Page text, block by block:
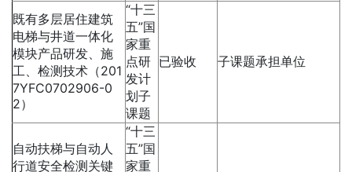
既有多层居住建筑
电梯与井道一体化
模块产品研发、施
工、检测技术（201
7YFC0702906-0
2）
“十三
五”国
家重
点研
发计
划子
课题
已验收 子课题承担单位
自动扶梯与自动人
行道安全检测关键
“十三
五”国
家重